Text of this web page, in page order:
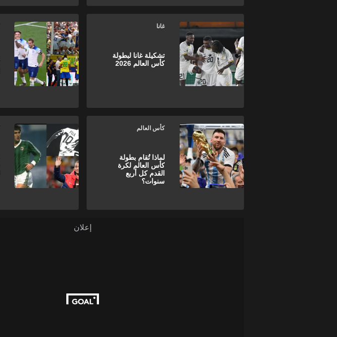
غانا
تشكيلة غانا لبطولة
كأس العالم 2026
كأس العالم
لماذا تُقام بطولة
كأس العالم لكرة
القدم كل أربع
سنوات؟